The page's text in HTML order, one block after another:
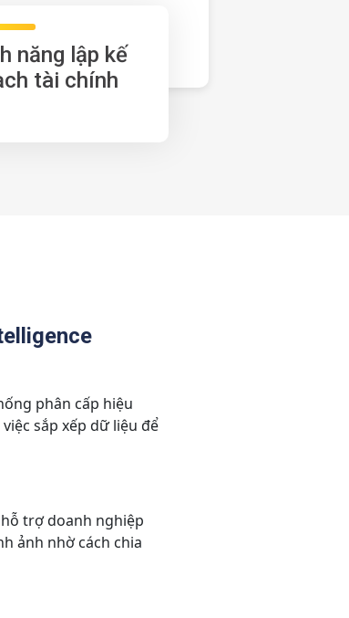
năng lập kế
tài chính
phân cấp hiệu
việc sắp xếp dữ liệu để
trợ doanh nghiệp
ảnh nhờ cách chia